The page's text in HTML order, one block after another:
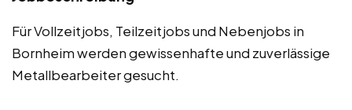
Für Vollzeitjobs, Teilzeitjobs und Nebenjobs in
Bornheim werden gewissenhafte und zuverlässige
Metallbearbeiter gesucht.